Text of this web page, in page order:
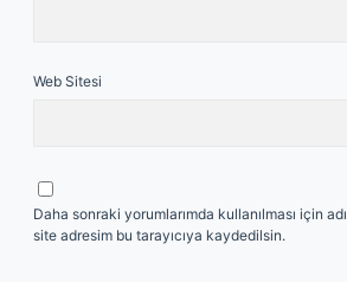
Web Sitesi
Daha sonraki yorumlarımda kullanılması için
site adresim bu tarayıcıya kaydedilsin.